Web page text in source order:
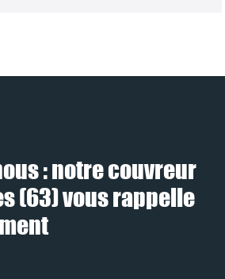
: notre couvreur
(63) vous rappelle